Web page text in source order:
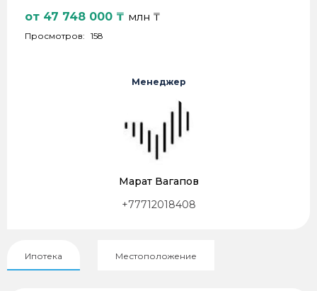
от 47 748 000 ₸ млн ₸
Просмотров: 158
Менеджер
Марат Вагапов
+77712018408
Ипотека Местоположение